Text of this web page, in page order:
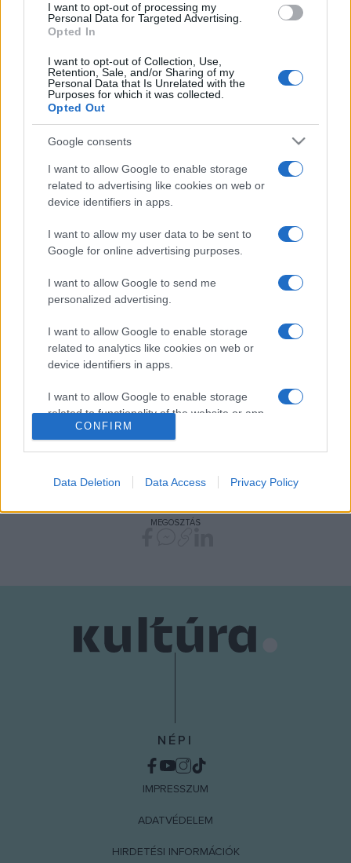
I want to opt-out of processing my
Personal Data for Targeted Advertising.
Opted In
I want to opt-out of Collection, Use,
Retention, Sale, and/or Sharing of my
Personal Data that Is Unrelated with the
Purposes for which it was collected.
Opted Out
Google consents
I want to allow Google to enable storage
related to advertising like cookies on web or
device identifiers in apps.
I want to allow my user data to be sent to
Google for online advertising purposes.
I want to allow Google to send me
personalized advertising.
I want to allow Google to enable storage
related to analytics like cookies on web or
device identifiers in apps.
I want to allow Google to enable storage
related to functionality of the website or app.
related to security, including authentication
functionality and fraud prevention, and other
CONFIRM
Data Deletion Data Access Privacy Policy
Az ázsiai régióban ez már a második kulturális megjelenése
kulturális évad után a kulturális és oktatási tárca hasonló
sikerrel szeretne bemutatkozni Indiában is. A 2008-as
európai reneszánsz év kapcsán reneszánsz zenei
láthatnak és hallhatnak az indiai érdeklődők.
A költészet kedvelői sem maradnak szellemi táplálék nélkül,
értő tolmácsolásában jelentetik meg a magyar költők
verseinek válogatását tartalmazó hindi nyelvű antológiát.
A masala az az ázsiai fűszerkeverék, mely sokféleségével
adja meg azt az ízvarázst, mely annyira jellemző az indiai
ételekre. Mi magyarok jól tudjuk, hogy a magyar kultúra
karaktere egyszerre tradicionális és újszerű: az organikus és
a mai modern elemek gyönyörű keveréke. Ezt a
MEGOSZTÁS
NÉPI
IMPRESSZUM
ADATVÉDELEM
HIRDETÉSI INFORMÁCIÓK